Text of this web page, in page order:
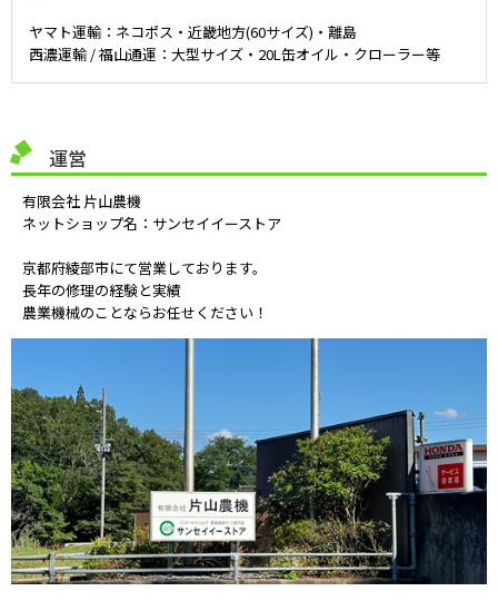
ヤマト運輸：ネコポス・近畿地方(60サイズ)・離島
西濃運輸 / 福山通運：大型サイズ・20L缶オイル・クローラー等
運営
有限会社 片山農機
ネットショップ名：サンセイイーストア
京都府綾部市にて営業しております。
長年の修理の経験と実績
農業機械のことならお任せください！